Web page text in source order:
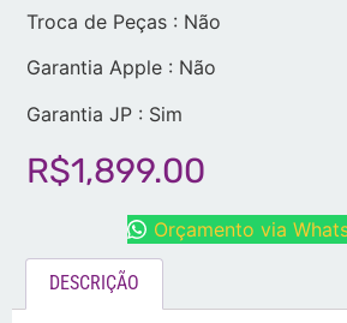
Troca de Peças : Não
Garantia Apple : Não
Garantia JP : Sim
R$1,899.00
Orçamento via
DESCRIÇÃO